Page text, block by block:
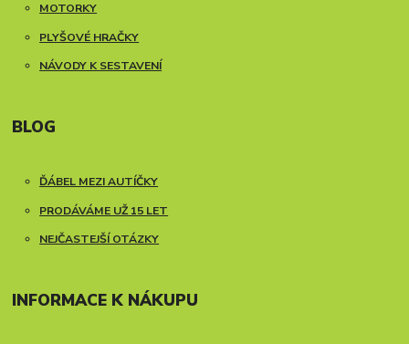
MOTORKY
PLYŠOVÉ HRAČKY
NÁVODY K SESTAVENÍ
BLOG
ĎÁBEL MEZI AUTÍČKY
PRODÁVÁME UŽ 15 LET
NEJČASTEJŠÍ OTÁZKY
INFORMACE K NÁKUPU